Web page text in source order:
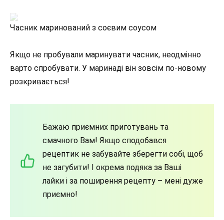
Часник маринований з соєвим соусом
Якщо не пробували маринувати часник, неодмінно
варто спробувати. У маринаді він зовсім по-новому
розкривається!
Бажаю приємних приготувань та
смачного Вам! Якщо сподобався
рецептик не забувайте зберегти собі, щоб
не загубити! І окрема подяка за Ваші
лайки і за поширення рецепту – мені дуже
приємно!